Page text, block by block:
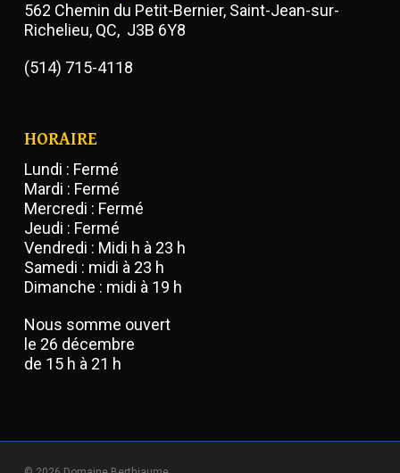
562 Chemin du Petit-Bernier, Saint-Jean-sur-
Richelieu, QC, J3B 6Y8
(514) 715-4118
HORAIRE
Lundi : Fermé
Mardi : Fermé
Mercredi : Fermé
Jeudi : Fermé
Vendredi : Midi h à 23 h
Samedi : midi à 23 h
Dimanche : midi à 19 h
Nous somme ouvert
le 26 décembre
de 15 h à 21 h